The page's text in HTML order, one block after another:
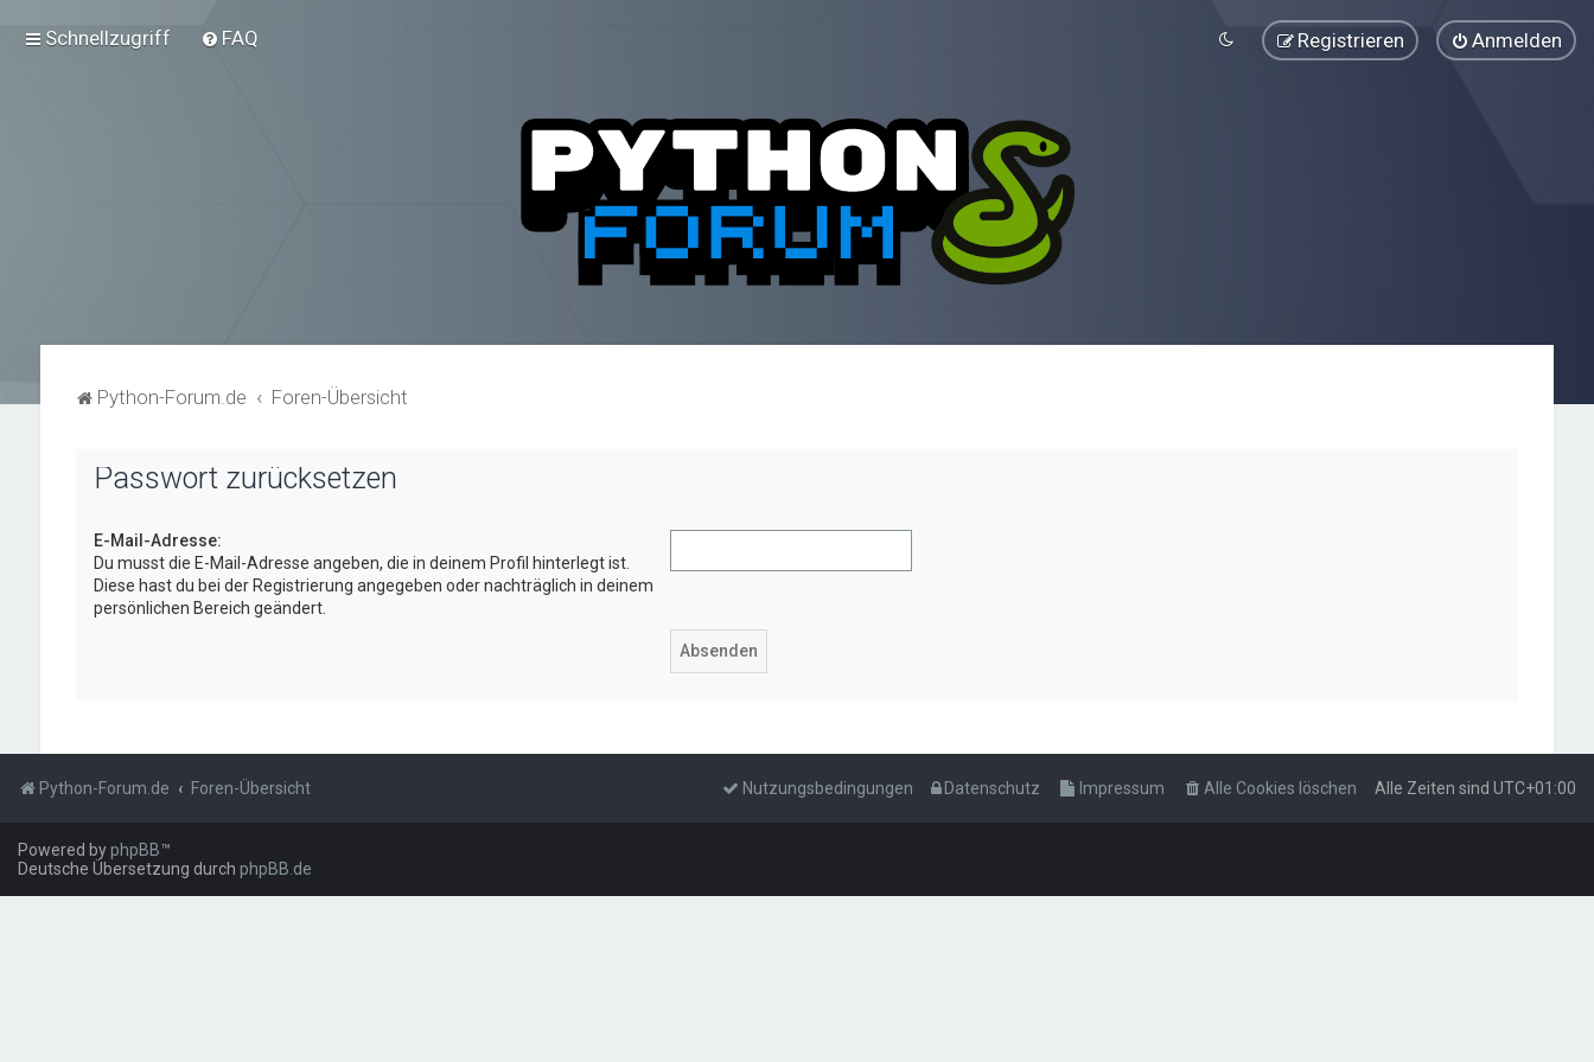
Schnellzugriff FAQ Anmelden
Registrieren
Python-Forum.de Foren-Übersicht
Passwort zurücksetzen
E-Mail-Adresse:
Du musst die E-Mail-Adresse angeben, die in deinem Profil hinterlegt ist.
Diese hast du bei der Registrierung angegeben oder nachträglich in deinem
persönlichen Bereich geändert.
Python-Forum.de Foren-Übersicht Alle Zeiten sind UTC+01:00
Alle Cookies löschen
Impressum
Datenschutz
Nutzungsbedingungen
Powered byphpBB™
Deutsche Übersetzung durch phpBB.de